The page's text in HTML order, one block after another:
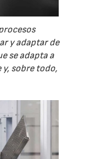
y adaptar de
se adapta a
sobre todo,